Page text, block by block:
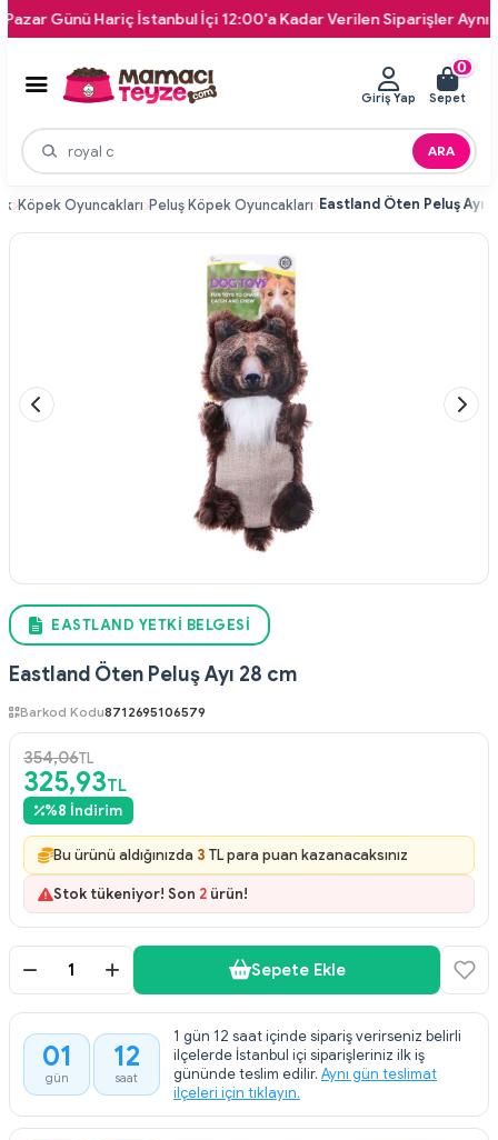
Günü Hariç İstanbul İçi 12:00'a Kadar Verilen Siparişler Aynı Gün
ARA
Giriş Yap
0
Sepet
Köpek Oyuncakları Peluş Köpek Oyuncakları Eastland Öten Peluş Ayı
EASTLAND YETKI BELGESI
Eastland Öten Peluş Ayı 28 cm
Barkod Kodu8712695106579
354,06TL
325,93TL
%8 İndirim
Bu ürünü aldığınızda 3 TL para puan kazanacaksınız
Stok tükeniyor! Son 2 ürün!
Sepete Ekle
01
gün
12
saat
1 gün 12 saat içinde sipariş verirseniz belirli
ilçelerde İstanbul içi siparişleriniz ilk iş
gününde teslim edilir. Aynı gün teslimat
ilçeleri için tıklayın.